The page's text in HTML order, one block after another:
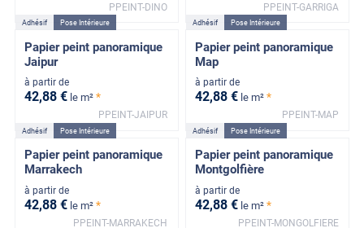
PPEINT-DINO PPEINT-GARRIGA
Adhésif Pose Intérieure
Papier peint panoramique
Jaipur
à partir de
42,88 € le m² *
PPEINT-JAIPUR
Adhésif Pose Intérieure
Papier peint panoramique
Map
à partir de
42,88 € le m² *
PPEINT-MAP
Adhésif Pose Intérieure
Papier peint panoramique
Marrakech
à partir de
42,88 € le m² *
PPEINT-MARRAKECH
Adhésif Pose Intérieure
Papier peint panoramique
Montgolfière
à partir de
42,88 € le m² *
PPEINT-MONGOLFIERE